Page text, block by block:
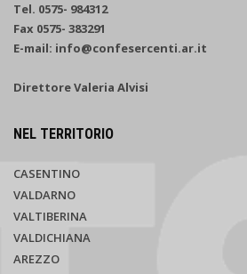
Tel. 0575- 984312
Fax 0575- 383291
E-mail: info@confesercenti.ar.it
Direttore Valeria Alvisi
NEL TERRITORIO
CASENTINO
VALDARNO
VALTIBERINA
VALDICHIANA
AREZZO